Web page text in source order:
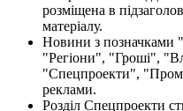
розміщена в
матеріалу.
Новини з позначками
"Регіони", "Гроші",
"Спецпроекти",
реклами.
Розділ Спецпроекти